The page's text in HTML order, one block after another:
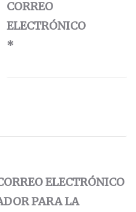
CORREO
ELECTRÓNICO
*
ELECTRÓNICO
PARA LA